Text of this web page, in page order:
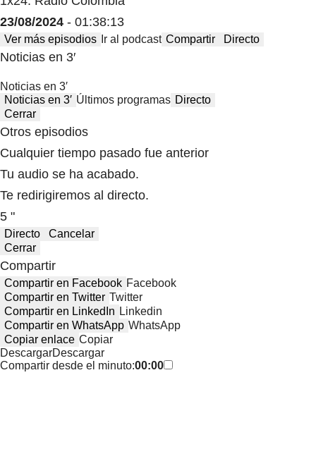
23/08/2024 - 01:38:13
Ver más episodios Ir al podcast Compartir Directo
Noticias en 3′
Noticias en 3′
Noticias en 3′ Últimos programas Directo
Cerrar
Otros episodios
Cualquier tiempo pasado fue anterior
Tu audio se ha acabado.
Te redirigiremos al directo.
5 "
Directo
Cancelar
Cerrar
Compartir
Compartir en Facebook Facebook
Compartir en Twitter Twitter
Compartir en LinkedIn Linkedin
Compartir en WhatsApp WhatsApp
Copiar enlace Copiar
DescargarDescargar
Compartir desde el minuto:00:00